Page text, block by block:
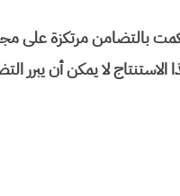
بالتضامن مرتكزة على
الاستنتاج لا يمكن أن